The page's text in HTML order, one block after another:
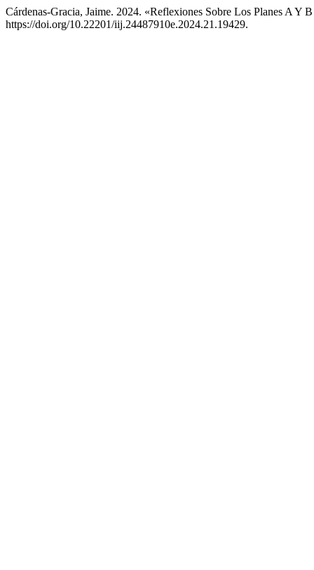
Cárdenas-Gracia, Jaime. 2024. «Reflexiones Sobre Los Planes A Y
https://doi.org/10.22201/iij.24487910e.2024.21.19429.